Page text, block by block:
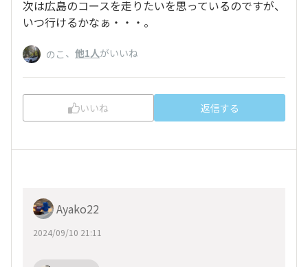
次は広島のコースを走りたいを思っているのですが、
いつ行けるかなぁ・・・。
のこ 、 他1人がいいね
いいね 返信する
Ayako22
2024/09/10 21:11